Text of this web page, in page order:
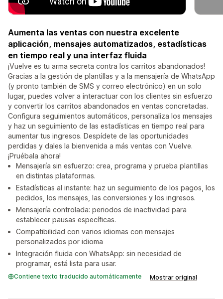
Aumenta las ventas con nuestra excelente
aplicación, mensajes automatizados, estadísticas
en tiempo real y una interfaz fluida
¡Vuelve es tu arma secreta contra los carritos abandonados!
Gracias a la gestión de plantillas y a la mensajería de WhatsApp
(y pronto también de SMS y correo electrónico) en un solo
lugar, puedes volver a interactuar con los clientes sin esfuerzo
y convertir los carritos abandonados en ventas concretadas.
Configura seguimientos automáticos, personaliza los mensajes
y haz un seguimiento de las estadísticas en tiempo real para
aumentar tus ingresos. Despídete de las oportunidades
perdidas y dales la bienvenida a más ventas con Vuelve.
¡Pruébala ahora!
Mensajería sin esfuerzo: crea, programa y prueba plantillas
en distintas plataformas.
Estadísticas al instante: haz un seguimiento de los pagos, los
pedidos, los mensajes, las conversiones y los ingresos.
Mensajería controlada: periodos de inactividad para
establecer pausas específicas.
Compatibilidad con varios idiomas con mensajes
personalizados por idioma
Integración fluida con WhatsApp: sin necesidad de
programar, está lista para usar.
Contiene texto traducido automáticamente Mostrar original